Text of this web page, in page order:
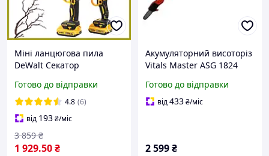
Міні ланцюгова пила
DeWalt Секатор
для обрізання саду
(Набори
електроінструментів)
Пили для обрізання гілок
Готово до відправки
4.8 (6)
від 193₴/міс
1 929.50₴
3 859 ₴
Акумуляторний висоторіз
Vitals Master ASG 1824
гілок 15-194840
Готово до відправки
від433₴/міс
2 599₴